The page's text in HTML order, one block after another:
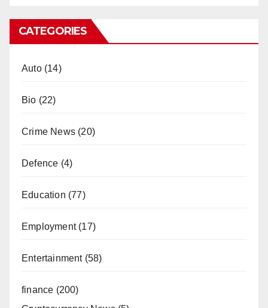
CATEGORIES
Auto(14)
Bio (22)
Crime News (20)
Defence (4)
Education (77)
Employment(17)
Entertainment(58)
finance (200)